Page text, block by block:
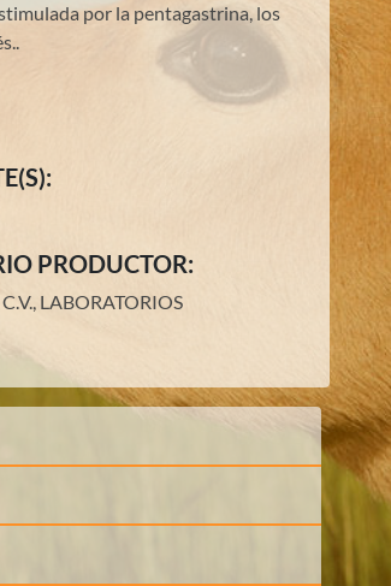
por la pentagastrina, los
PRODUCTOR:
LABORATORIOS